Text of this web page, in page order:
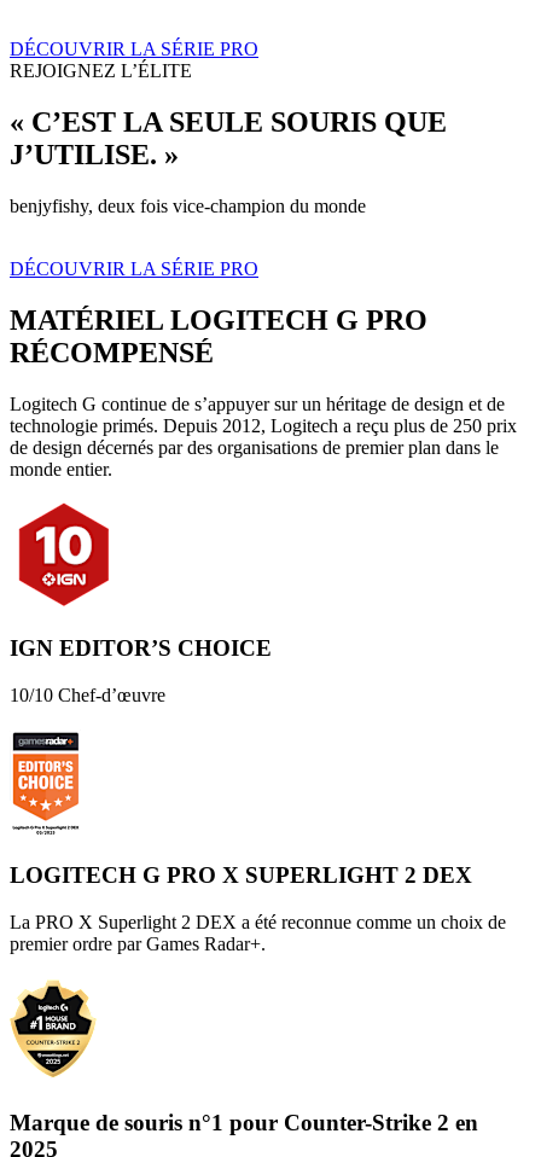
DÉCOUVRIR LA SÉRIE PRO
REJOIGNEZ L’ÉLITE
« C’EST LA SEULE SOURIS QUE
J’UTILISE. »
benjyfishy, deux fois vice-champion du monde
DÉCOUVRIR LA SÉRIE PRO
MATÉRIEL LOGITECH G PRO
RÉCOMPENSÉ
Logitech G continue de s’appuyer sur un héritage de design et de
technologie primés. Depuis 2012, Logitech a reçu plus de 250 prix
de design décernés par des organisations de premier plan dans le
monde entier.
IGN EDITOR’S CHOICE
10/10 Chef-d’œuvre
LOGITECH G PRO X SUPERLIGHT 2 DEX
La PRO X Superlight 2 DEX a été reconnue comme un choix de
premier ordre par Games Radar+.
Marque de souris n°1 pour Counter-Strike 2 en
2025